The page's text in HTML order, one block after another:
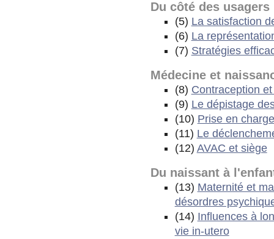
Du côté des usagers
(5) La satisfaction
(6) La
(7) Stratégies
Médecine et
(8) Contraception
(9) Le dépistage
(10) Prise en
(11) Le
(12) AVAC et siège
Du naissant à
(13) Maternité et
désordres
(14) Influences à
vie in-utero